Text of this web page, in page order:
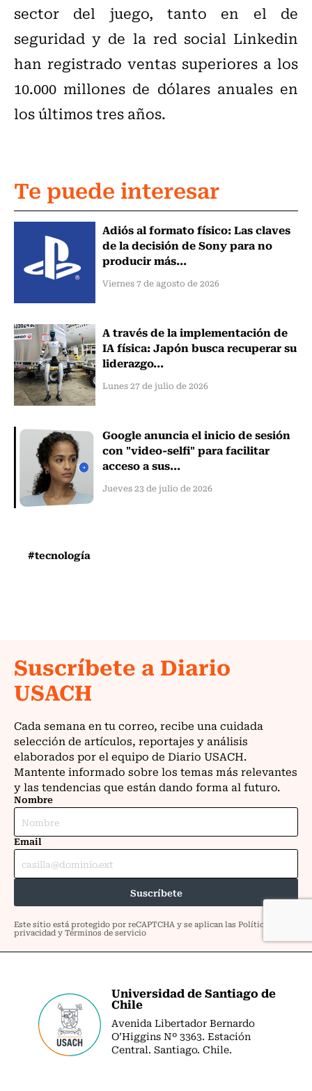
sector del juego, tanto en el de
seguridad y de la red social Linkedin
han registrado ventas superiores a los
10.000 millones de dólares anuales en
los últimos tres años.
Te puede interesar
Adiós al formato físico: Las claves
de la decisión de Sony para no
producir más...
Viernes 7 de agosto de 2026
A través de la implementación de
IA física: Japón busca recuperar su
liderazgo...
Lunes 27 de julio de 2026
Google anuncia el inicio de sesión
con "video-selfi" para facilitar
acceso a sus...
Jueves 23 de julio de 2026
#tecnología
Universidad de Santiago de
Chile
Avenida Libertador Bernardo
O’Higgins Nº 3363. Estación
Central. Santiago. Chile.